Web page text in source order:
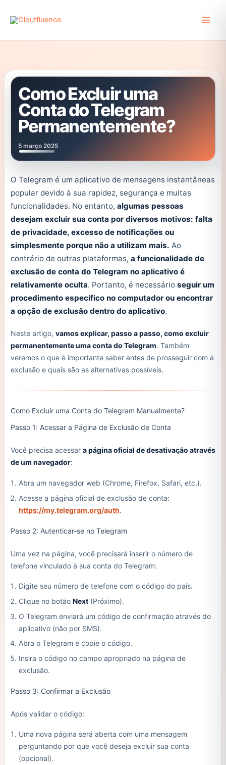
para
conteúdo
Como Excluir uma
Conta do Telegram
Permanentemente?
5 março 2025
O Telegram é um aplicativo de mensagens instantâneas
popular devido à sua rapidez, segurança e muitas
funcionalidades. No entanto, algumas pessoas
desejam excluir sua conta por diversos motivos: falta
de privacidade, excesso de notificações ou
simplesmente porque não a utilizam mais. Ao
contrário de outras plataformas, a funcionalidade de
exclusão de conta do Telegram no aplicativo é
relativamente oculta. Portanto, é necessário seguir um
procedimento específico no computador ou encontrar
a opção de exclusão dentro do aplicativo.
Neste artigo, vamos explicar, passo a passo, como excluir
permanentemente uma conta do Telegram. Também
veremos o que é importante saber antes de prosseguir com a
exclusão e quais são as alternativas possíveis.
Como Excluir uma Conta do Telegram Manualmente?
Passo 1: Acessar a Página de Exclusão de Conta
Você precisa acessar a página oficial de desativação através
de um navegador:
Abra um navegador web (Chrome, Firefox, Safari, etc.).
Acesse a página oficial de exclusão de conta:
https://my.telegram.org/auth.
Passo 2: Autenticar-se no Telegram
Uma vez na página, você precisará inserir o número de
telefone vinculado à sua conta do Telegram:
Digite seu número de telefone com o código do país.
Clique no botão Next(Próximo).
O Telegram enviará um código de confirmação através do
aplicativo (não por SMS).
Abra o Telegram e copie o código.
Insira o código no campo apropriado na página de
exclusão.
Passo 3: Confirmar a Exclusão
Após validar o código:
Uma nova página será aberta com uma mensagem
perguntando por que você deseja excluir sua conta
(opcional).